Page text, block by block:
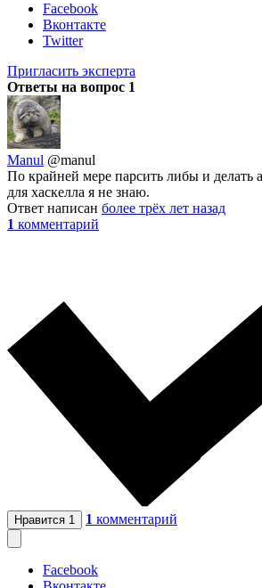
Facebook
Вконтакте
Twitter
Пригласить эксперта
Ответы на вопрос 1
Manul @manul
По крайней мере парсить либы и делать
для хаскелла я не знаю.
Ответ написан более трёх лет назад
1 комментарий
Нравится 1 1 комментарий
Facebook